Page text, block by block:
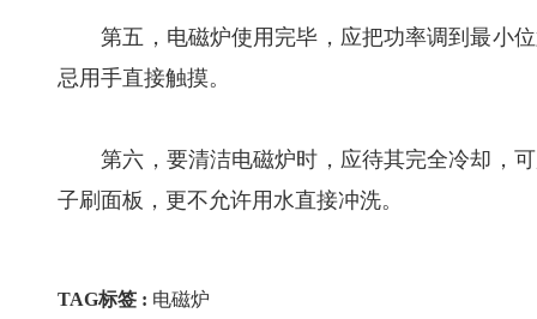
第五，电磁炉使用完毕，应把功率调到最小位
忌用手直接触摸。
第六，要清洁电磁炉时，应待其完全冷却，可
子刷面板，更不允许用水直接冲洗。
TAG标签 : 电磁炉